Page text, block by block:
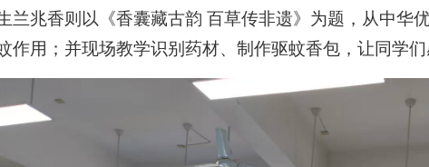
兰兆香则以《香囊藏古韵 百草传非遗》为题，从中华
作用；并现场教学识别药材、制作驱蚊香包，让同学们